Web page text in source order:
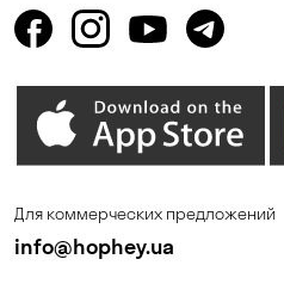
Для коммерческих предложений
info@hophey.ua